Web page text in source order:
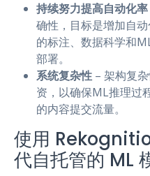
持续努力提高自动化率
确性，目标是增加自
的标注、数据科学和
部署。
系统复杂性 – 架构复
资，以确保ML推理过
的内容提交流量。
使用
代自托管的 ML